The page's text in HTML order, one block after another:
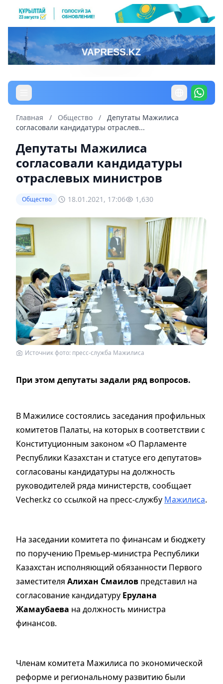
Главная / Общество /
Депутаты Мажилиса
согласовали кандидатуры отраслев...
Депутаты Мажилиса
согласовали кандидатуры
отраслевых министров
Общество 18.01.2021, 17:06 1,630
Источник фото: пресс-служба Мажилиса
При этом депутаты задали ряд вопросов.
В Мажилисе состоялись заседания профильных
комитетов Палаты, на которых в соответствии с
Конституционным законом «О Парламенте
Республики Казахстан и статусе его депутатов»
согласованы кандидатуры на должность
руководителей ряда министерств, сообщает
Vecher.kz со ссылкой на пресс-службу Мажилиса.
На заседании комитета по финансам и бюджету
по поручению Премьер-министра Республики
Казахстан исполняющий обязанности Первого
заместителя Алихан Смаилов представил на
согласование кандидатуру Ерулана
Жамаубаева на должность министра
финансов.
Членам комитета Мажилиса по экономической
реформе и региональному развитию были